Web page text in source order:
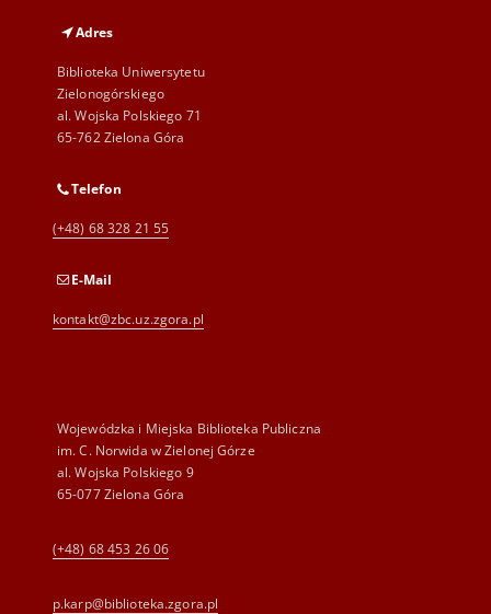
Adres
Biblioteka Uniwersytetu
Zielonogórskiego
al. Wojska Polskiego 71
65-762 Zielona Góra
Telefon
(+48) 68 328 21 55
E-Mail
kontakt@zbc.uz.zgora.pl
Wojewódzka i Miejska Biblioteka Publiczna
im. C. Norwida w Zielonej Górze
al. Wojska Polskiego 9
65-077 Zielona Góra
(+48) 68 453 26 06
p.karp@biblioteka.zgora.pl